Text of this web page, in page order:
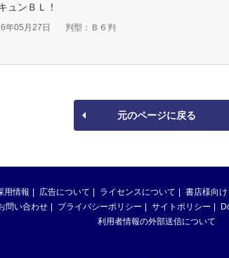
ンＢＬ！
年05月27日 判型：Ｂ６判
元のページに戻る
用情報 広告について ライセンスについて 書店様向け
問い合わせ プライバシーポリシー サイトポリシー
利用者情報の外部送信について